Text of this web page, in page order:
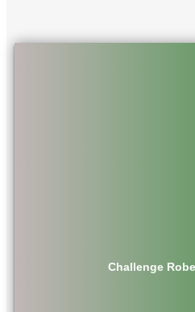
Challenge